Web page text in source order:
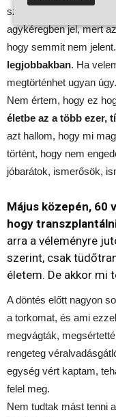
szerettükhöz a
agykéregben jel, mert
hogy semmit nem
legjobbakban. Ha
megtörténhet ugyan úgy.
Nem értem, hogy ez
életbe az a több ezer,
azt hallom, hogy mi
történt, hogy nem
jóbarátok, ismerősök,
Május közepén, 60
hogy
arra a véleményre
szerint, csak
életem. De akkor mi
A döntés előtt nagyon
a torkomat, és ami
megvágták,
rengeteg
egység vért kaptam,
felel meg.
Nem tudtak mást tenni